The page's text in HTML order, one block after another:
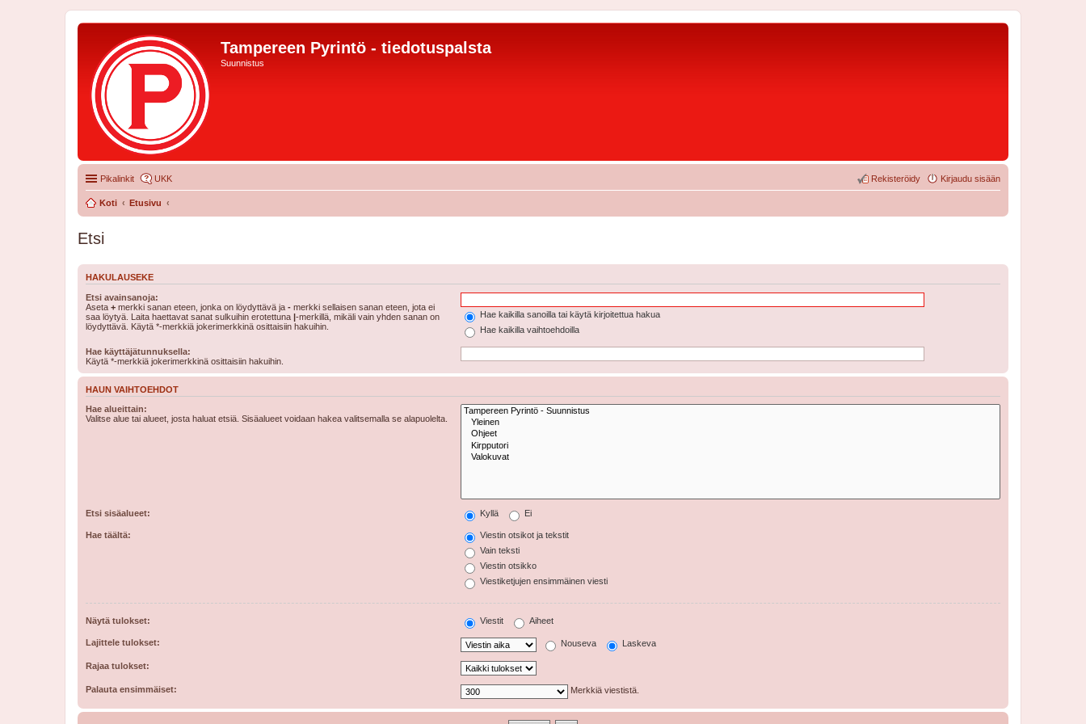
Tampereen Pyrintö - tiedotuspalsta
Suunnistus
Pikalinkit UKK Kirjaudu sisään
Rekisteröidy
Koti Etusivu
Etsi
HAKULAUSEKE
Etsi avainsanoja:
Aseta + merkki sanan eteen, jonka on löydyttävä ja - merkki sellaisen sanan eteen, jota ei
saa löytyä. Laita haettavat sanat sulkuihin erotettuna |-merkillä, mikäli vain yhden sanan on
löydyttävä. Käytä *-merkkiä jokerimerkkinä osittaisiin hakuihin.
Hae kaikilla sanoilla tai käytä kirjoitettua hakua
Hae kaikilla vaihtoehdoilla
Hae käyttäjätunnuksella:
Käytä *-merkkiä jokerimerkkinä osittaisiin hakuihin.
HAUN VAIHTOEHDOT
Hae alueittain:
Valitse alue tai alueet, josta haluat etsiä. Sisäalueet voidaan hakea valitsemalla se alapuolelta.
Etsi sisäalueet: Kyllä Ei
Hae täältä:
Viestin otsikot ja tekstit
Vain teksti
Viestin otsikko
Viestiketjujen ensimmäinen viesti
Näytä tulokset: Viestit Aiheet
Lajittele tulokset: Nouseva Laskeva
Rajaa tulokset:
Palauta ensimmäiset: Merkkiä viestistä.